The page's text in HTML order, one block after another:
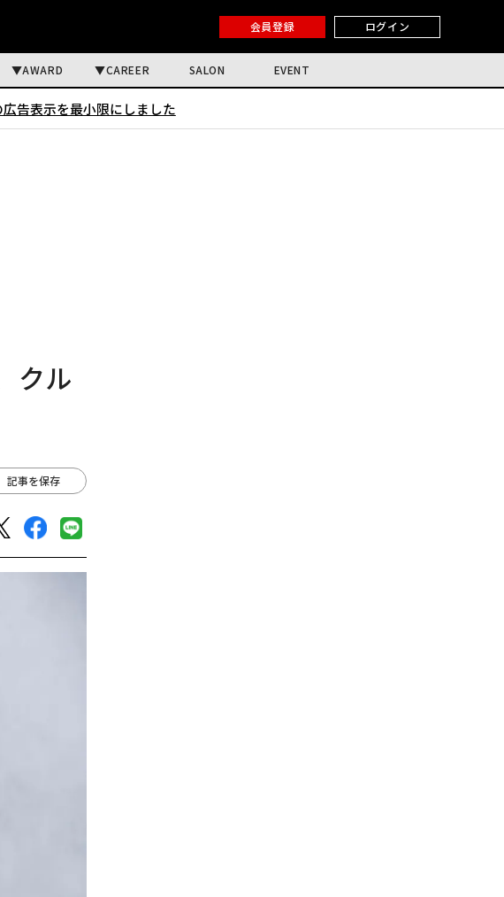
会員登録 ログイン
AWARD CAREER SALON EVENT
告表示を最小限にしました
クル
記事を保存